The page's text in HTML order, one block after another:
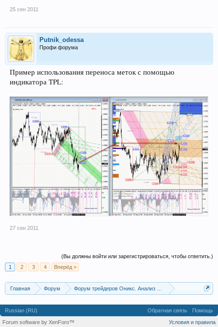
25 сен 2011
Putnik_odessa
Профи форума
Пример использования переноса меток с помощью
индикатора TPL:
27 сен 2011
(Вы должны войти или зарегистрироваться, чтобы ответить.)
1
2 3 4 Вперёд >
Главная Форум
Форум трейдеров Оникс. Анализ и обсуждение рынка
Russian (RU)
Обратная связь
Помощь
Условия и правила
Forum software by XenForo™